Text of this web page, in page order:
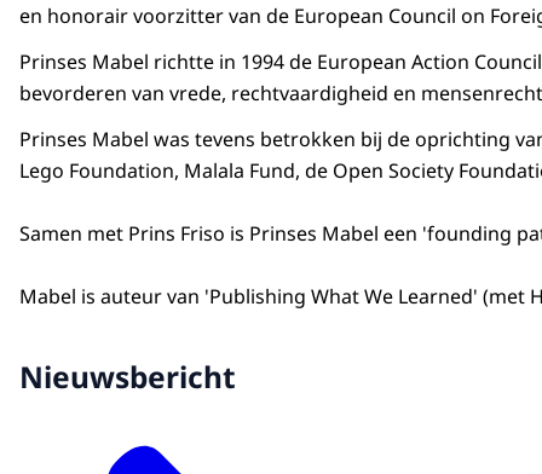
en honorair voorzitter van de European Council on
Prinses Mabel richtte in 1994 de European Action
bevorderen van vrede, rechtvaardigheid en
Prinses Mabel was tevens betrokken bij de oprichting
Lego Foundation, Malala Fund, de Open Society
Samen met Prins Friso is Prinses Mabel een 'founding
Mabel is auteur van 'Publishing What We Learned' (met
Nieuwsbericht